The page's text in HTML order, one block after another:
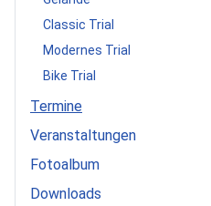
Classic Trial
Modernes Trial
Bike Trial
Termine
Veranstaltungen
Fotoalbum
Downloads